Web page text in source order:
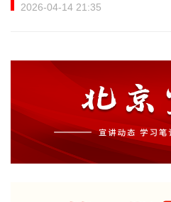
2026-04-14 21:35